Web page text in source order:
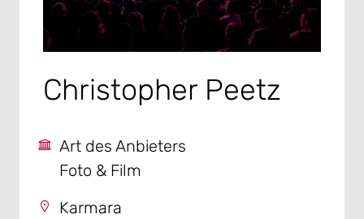
Christopher Peetz
Art des Anbieters
Foto & Film
Karmara